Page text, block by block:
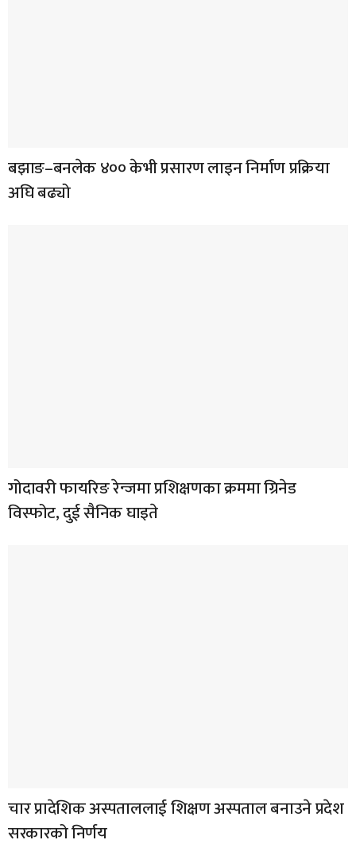
बझाङ–बनलेक ४०० केभी प्रसारण लाइन निर्माण प्रक्रिया
अघि बढ्यो
गोदावरी फायरिङ रेन्जमा प्रशिक्षणका क्रममा ग्रिनेड
विस्फोट, दुई सैनिक घाइते
चार प्रादेशिक अस्पताललाई शिक्षण अस्पताल बनाउने प्रदेश
सरकारको निर्णय